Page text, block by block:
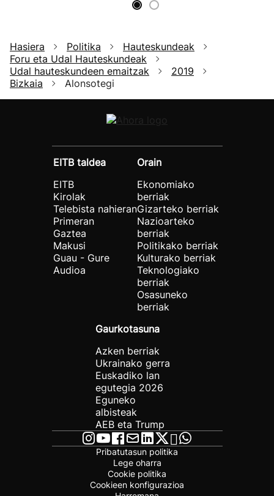
Hasiera Politika
Hauteskundeak
Foru eta Udal Hauteskundeak
Udal hauteskundeen emaitzak
2019
Bizkaia
Alonsotegi
EITB taldea
EITB
Kirolak
Telebista nahieran
Primeran
Gaztea
Makusi
Guau - Gure
Audioa
Orain
Ekonomiako
berriak
Gizarteko berriak
Nazioarteko
berriak
Politikako berriak
Kulturako berriak
Teknologiako
berriak
Osasuneko
berriak
Gaurkotasuna
Azken berriak
Ukrainako gerra
Euskadiko lan
egutegia 2026
Eguneko
albisteak
AEB eta Trump
Pribatutasun politika
Lege oharra
Cookie politika
Cookieen konfigurazioa